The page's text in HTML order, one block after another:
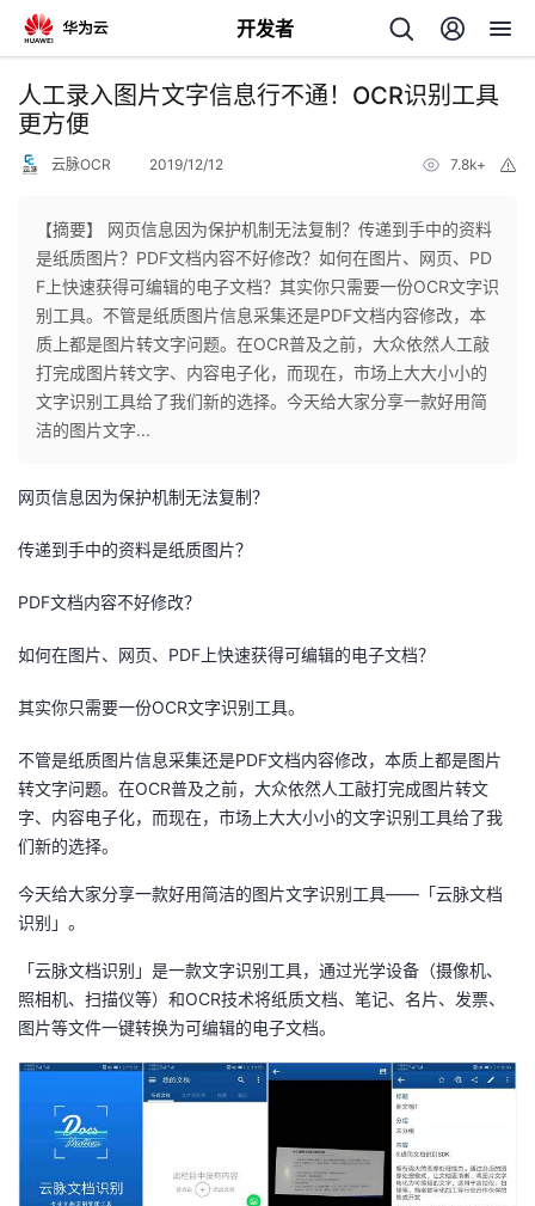
开发者
返
回
个
人
主
我
的
博
客
的
论
我
的
子
我
直
播
的
活
动
我
的
关
我
的
我
Programs
人工录入图片文字信息行不通！OCR识别工具
更方便
云脉OCR 2019/12/12 7.8k+
【摘要】 网页信息因为保护机制无法复制？传递到手中的资料
是纸质图片？PDF文档内容不好修改？如何在图片、网页、PD
F上快速获得可编辑的电子文档？其实你只需要一份OCR文字识
别工具。不管是纸质图片信息采集还是PDF文档内容修改，本
质上都是图片转文字问题。在OCR普及之前，大众依然人工敲
打完成图片转文字、内容电子化，而现在，市场上大大小小的
文字识别工具给了我们新的选择。今天给大家分享一款好用简
洁的图片文字...
网页信息因为保护机制无法复制？
传递到手中的资料是纸质图片？
PDF文档内容不好修改？
如何在图片、网页、PDF上快速获得可编辑的电子文档？
其实你只需要一份OCR文字识别工具。
不管是纸质图片信息采集还是PDF文档内容修改，本质上都是图片
转文字问题。在OCR普及之前，大众依然人工敲打完成图片转文
字、内容电子化，而现在，市场上大大小小的文字识别工具给了我
们新的选择。
今天给大家分享一款好用简洁的图片文字识别工具——「云脉文档
识别」。
「云脉文档识别」是一款文字识别工具，通过光学设备（摄像机、
照相机、扫描仪等）和OCR技术将纸质文档、笔记、名片、发票、
图片等文件一键转换为可编辑的电子文档。